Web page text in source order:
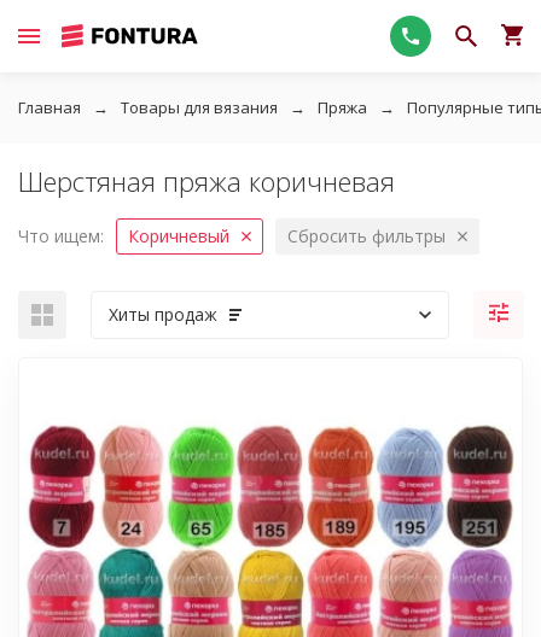
Главная Товары для вязания Пряжа Популярные
Шерстяная пряжа коричневая
Что ищем: Коричневый Сбросить фильтры
Хиты продаж